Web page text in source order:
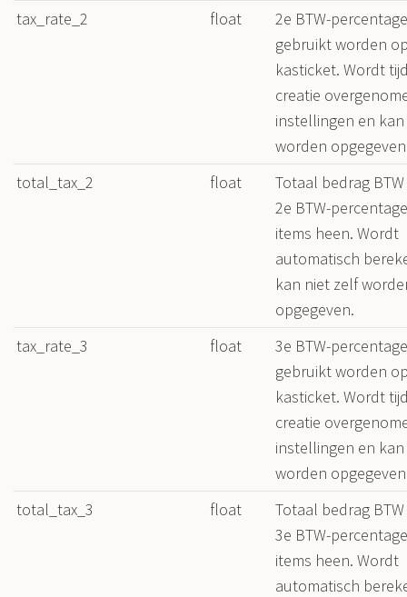
tax_rate_2
float
2e BTW-
gebruikt worden
kasticket. Wordt
creatie
instellingen en
worden
total_tax_2
float
Totaal bedrag
2e BTW-
items heen. Wordt
automatisch
kan niet zelf
opgegeven.
tax_rate_3
float
3e BTW-
gebruikt worden
kasticket. Wordt
creatie
instellingen en
worden
total_tax_3
float
Totaal bedrag
3e BTW-
items heen. Wordt
automatisch